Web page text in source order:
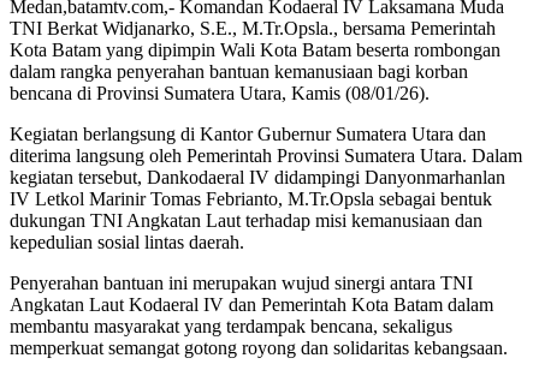
Medan,batamtv.com,- Komandan Kodaeral IV Laksamana Muda
TNI Berkat Widjanarko, S.E., M.Tr.Opsla., bersama Pemerintah
Kota Batam yang dipimpin Wali Kota Batam beserta rombongan
dalam rangka penyerahan bantuan kemanusiaan bagi korban
bencana di Provinsi Sumatera Utara, Kamis (08/01/26).
Kegiatan berlangsung di Kantor Gubernur Sumatera Utara dan
diterima langsung oleh Pemerintah Provinsi Sumatera Utara. Dalam
kegiatan tersebut, Dankodaeral IV didampingi Danyonmarhanlan
IV Letkol Marinir Tomas Febrianto, M.Tr.Opsla sebagai bentuk
dukungan TNI Angkatan Laut terhadap misi kemanusiaan dan
kepedulian sosial lintas daerah.
Penyerahan bantuan ini merupakan wujud sinergi antara TNI
Angkatan Laut Kodaeral IV dan Pemerintah Kota Batam dalam
membantu masyarakat yang terdampak bencana, sekaligus
memperkuat semangat gotong royong dan solidaritas kebangsaan.